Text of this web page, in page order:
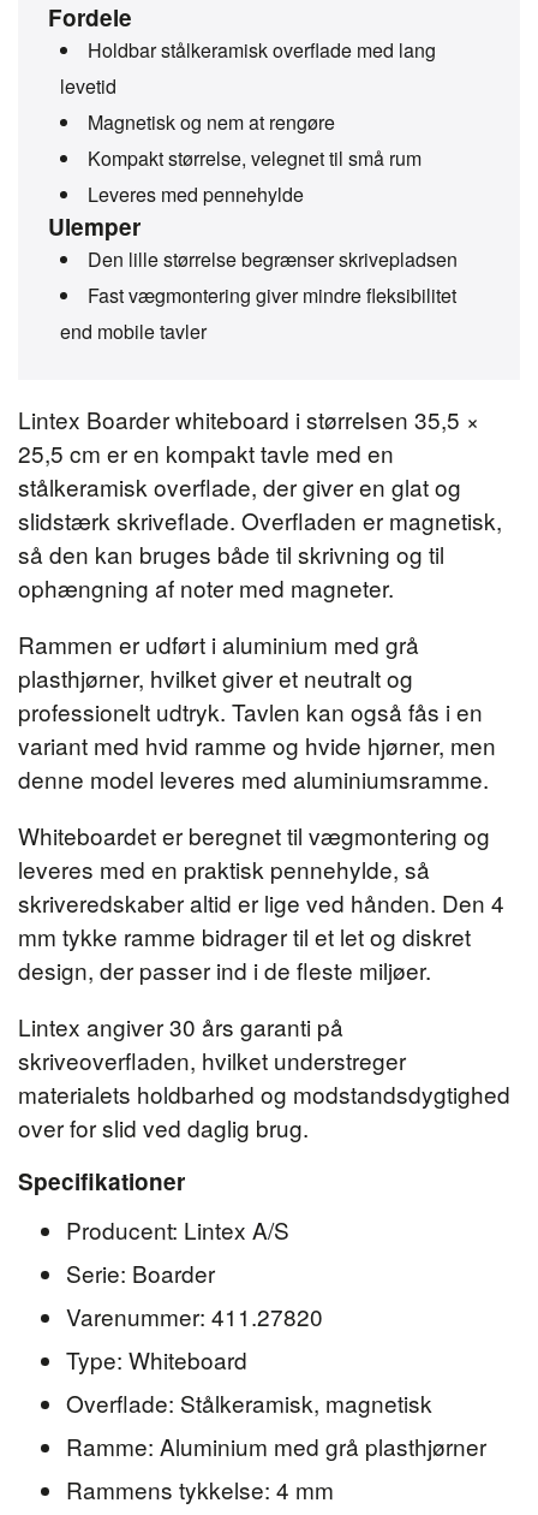
Lintex Boarder whiteboard i størrelsen 35,5 ×
25,5 cm er en kompakt tavle med en
stålkeramisk overflade, der giver en glat og
slidstærk skriveflade. Overfladen er magnetisk,
så den kan bruges både til skrivning og til
ophængning af noter med magneter.
Rammen er udført i aluminium med grå
plasthjørner, hvilket giver et neutralt og
professionelt udtryk. Tavlen kan også fås i en
variant med hvid ramme og hvide hjørner, men
denne model leveres med aluminiumsramme.
Whiteboardet er beregnet til vægmontering og
leveres med en praktisk pennehylde, så
skriveredskaber altid er lige ved hånden. Den 4
mm tykke ramme bidrager til et let og diskret
design, der passer ind i de fleste miljøer.
Lintex angiver 30 års garanti på
skriveoverfladen, hvilket understreger
materialets holdbarhed og modstandsdygtighed
over for slid ved daglig brug.
Fordele
Holdbar stålkeramisk overflade med lang
levetid
Magnetisk og nem at rengøre
Kompakt størrelse, velegnet til små rum
Leveres med pennehylde
Ulemper
Den lille størrelse begrænser skrivepladsen
Fast vægmontering giver mindre fleksibilitet
end mobile tavler
Specifikationer
Producent: Lintex A/S
Serie: Boarder
Varenummer: 411.27820
Type: Whiteboard
Overflade: Stålkeramisk, magnetisk
Ramme: Aluminium med grå plasthjørner
Rammens tykkelse: 4 mm